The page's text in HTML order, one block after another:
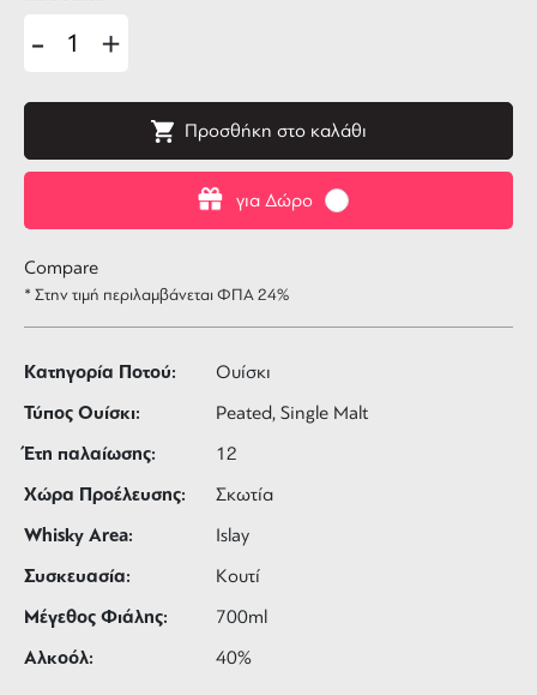
για Δώρο
- +
Προσθήκη στο καλάθι
Compare
* Στην τιμή περιλαμβάνεται ΦΠΑ 24%
Κατηγορία Ποτού: Ουίσκι
Τύπος Ουίσκι: Peated, Single Malt
Έτη παλαίωσης: 12
Χώρα Προέλευσης: Σκωτία
Whisky Area: Islay
Συσκευασία: Κουτί
Μέγεθος Φιάλης: 700ml
Αλκοόλ: 40%